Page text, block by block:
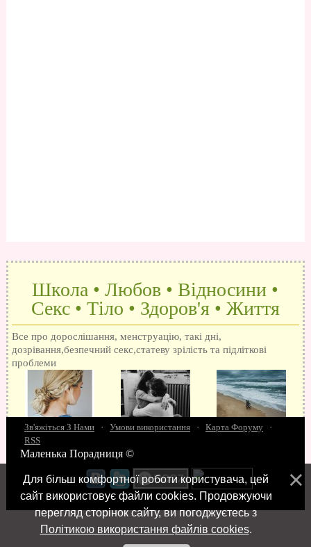
Школа • Любов • Відносини •
Секс • Тіло • Здоров'я • Життя
Все про дорослішання, менструацію, такі дні,
дозрівання,безпечний секс,статеву зрілість та підліткові
проблеми
15 запитань про секс Як досягти оргазм
Позбуваємось синців завагітніти після першого разу Хлопець хоче сексу
робити мінєт"Люблю" і "кохаю" різниця Про перший секс Займатися сексом
Зв'яжіться З Нами · Умови використання · Карта Форуму
·
RSS
Маленька Порадниця ©
Для більш комфортної роботи користувача, цей
сайт використовує файли cookies. Продовжуючи
перегляд сторінок сайту, ви погоджуєтесь з
Політикою використання файлів cookies.